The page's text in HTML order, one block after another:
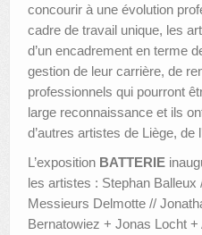
concourir à une évolution
cadre de travail unique, les
d’un encadrement en terme
gestion de leur carrière, de
professionnels qui pourront
large reconnaissance et ils
d’autres artistes de Liège, de
L’exposition BATTERIE
les artistes : Stephan
Messieurs Delmotte //
Bernatowiez + Jonas Locht